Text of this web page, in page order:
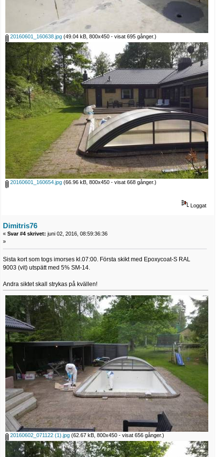
20160601_160638.jpg (49.04 kB, 800x450 - visat 695 gånger.)
20160601_160654.jpg (66.96 kB, 800x450 - visat 668 gånger.)
Loggat
Dimitris76
« Svar #4 skrivet: juni 02, 2016, 08:59:36:36
»
Sista kort som togs imorses kl.07:00. Första skikt med Epoxycoat-S RAL
9003 (vit) utspätt med 5% SM-14.
Andra siktet skall strykas på kvällen!
20160602_071122 (1).jpg (62.67 kB, 800x450 - visat 656 gånger.)